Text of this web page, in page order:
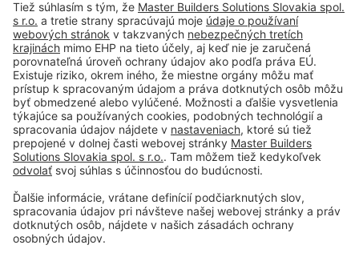
Tiráž
Podmienky používania
Obchodné podmienky spoločnosti
Paletové hospodárstvo